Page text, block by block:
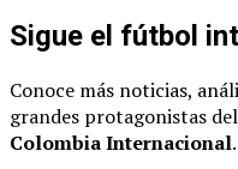
Sigue el fútbol
Conoce más noticias,
grandes protagonistas
Colombia Internacional.